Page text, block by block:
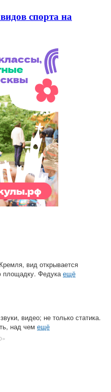
спорта на
вид открывается
площадку. Федука ещё
видео; не только статика.
над чем ещё